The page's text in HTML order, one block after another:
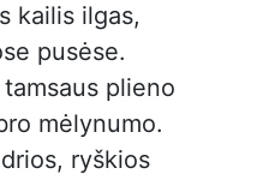
kailis ilgas,
pusėse.
plieno
mėlynumo.
ryškios